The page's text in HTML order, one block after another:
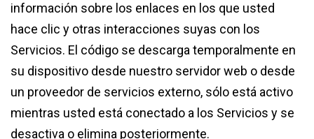
información sobre los enlaces en los que usted
hace clic y otras interacciones suyas con los
Servicios. El código se descarga temporalmente en
su dispositivo desde nuestro servidor web o desde
un proveedor de servicios externo, sólo está activo
mientras usted está conectado a los Servicios y se
desactiva o elimina posteriormente.